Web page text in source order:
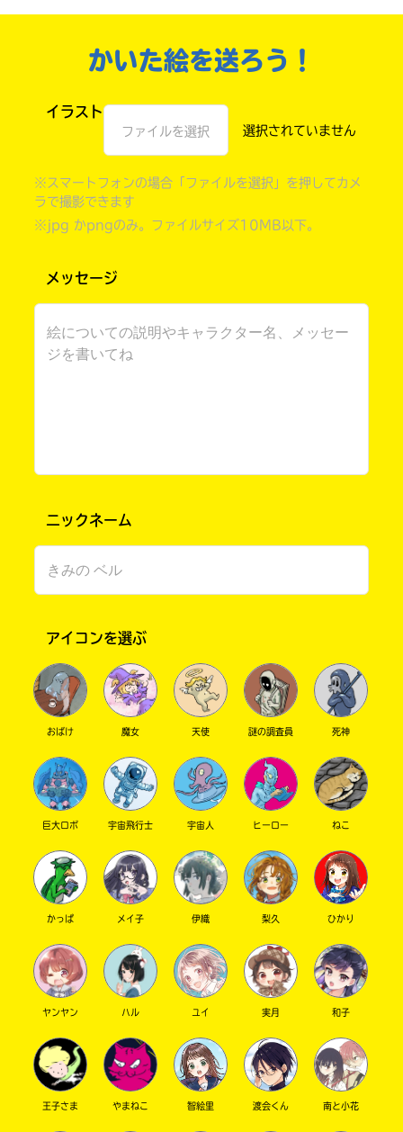
本だなが作れる！
もっと知りたい
キミに
かいた絵を送ろう！
イラスト
ファイルを選択
※スマートフォンの場合「ファイルを選択」を押してカメ
ラで撮影できます
※jpg かpngのみ。ファイルサイズ10MB以下。
メッセージ
ニックネーム
アイコンを選ぶ
おばけ 魔女 天使 謎の調査員 死神
巨大ロボ 宇宙飛行士 宇宙人 ヒーロー ねこ
かっぱ メイ子 伊織 梨久 ひかり
ヤンヤン ハル ユイ 実月 和子
王子さま やまねこ 智絵里 渡会くん 南と小花